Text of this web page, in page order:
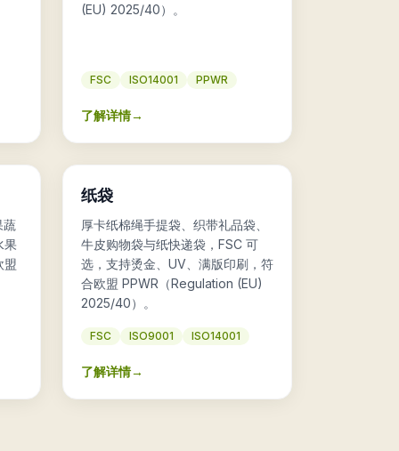
(EU) 2025/40）。
FSC ISO14001 PPWR
了解详情→
蔬
果
盟
🛍️
纸袋
厚卡纸棉绳手提袋、织带礼品袋、
牛皮购物袋与纸快递袋，FSC 可
选，支持烫金、UV、满版印刷，符
合欧盟 PPWR（Regulation (EU)
2025/40）。
FSC ISO9001 ISO14001
了解详情→